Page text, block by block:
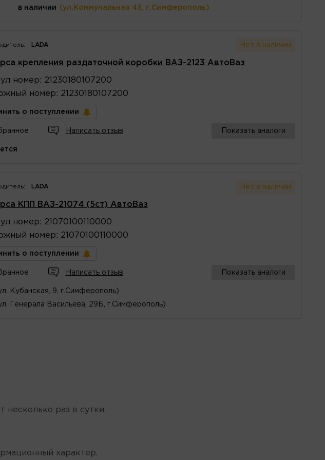
в наличии (ул.Коммунальная 43, г.Симферополь)
LADA Нет в наличии
крепления раздаточной коробки ВАЗ-2123 АвтоВаз
номер : 21230180107200
номер : 21230180107200
о поступлении
Написать отзыв Показать аналоги
LADA Нет в наличии
КПП ВАЗ-21074 (5ст) АвтоВаз
номер : 21070100110000
номер : 21070100110000
о поступлении
Написать отзыв Показать аналоги
Кубанская, 9, г.Симферополь)
Генерала Васильева, 29Б, г.Симферополь)
несколько раз в сутки.
характер.